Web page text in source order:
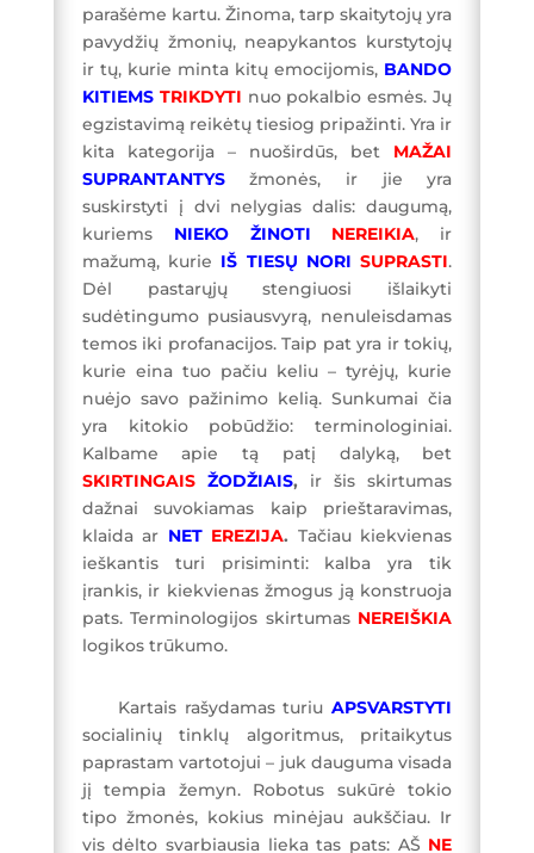
parašėme kartu. Žinoma, tarp skaitytojų yra
pavydžių žmonių, neapykantos kurstytojų
ir tų, kurie minta kitų emocijomis, BANDO
KITIEMS TRIKDYTI nuo pokalbio esmės. Jų
egzistavimą reikėtų tiesiog pripažinti. Yra ir
kita kategorija – nuoširdūs, bet MAŽAI
SUPRANTANTYSžmonės, ir jie yra
suskirstyti į dvi nelygias dalis: daugumą,
kuriems NIEKO ŽINOTI NEREIKIA, ir
mažumą, kurie IŠ TIESŲ NORI SUPRASTI.
Dėl pastarųjų stengiuosi išlaikyti
sudėtingumo pusiausvyrą, nenuleisdamas
temos iki profanacijos. Taip pat yra ir tokių,
kurie eina tuo pačiu keliu – tyrėjų, kurie
nuėjo savo pažinimo kelią. Sunkumai čia
yra kitokio pobūdžio: terminologiniai.
Kalbame apie tą patį dalyką, bet
SKIRTINGAIS ŽODŽIAIS, ir šis skirtumas
dažnai suvokiamas kaip prieštaravimas,
klaida ar NET EREZIJA. Tačiau kiekvienas
ieškantis turi prisiminti: kalba yra tik
įrankis, ir kiekvienas žmogus ją konstruoja
pats. Terminologijos skirtumas NEREIŠKIA
logikos trūkumo.
Kartais rašydamas turiuAPSVARSTYTI
socialinių tinklų algoritmus, pritaikytus
paprastam vartotojui – juk dauguma visada
jį tempia žemyn. Robotus sukūrė tokio
tipo žmonės, kokius minėjau aukščiau. Ir
vis dėlto svarbiausia lieka tas pats: AŠ NE